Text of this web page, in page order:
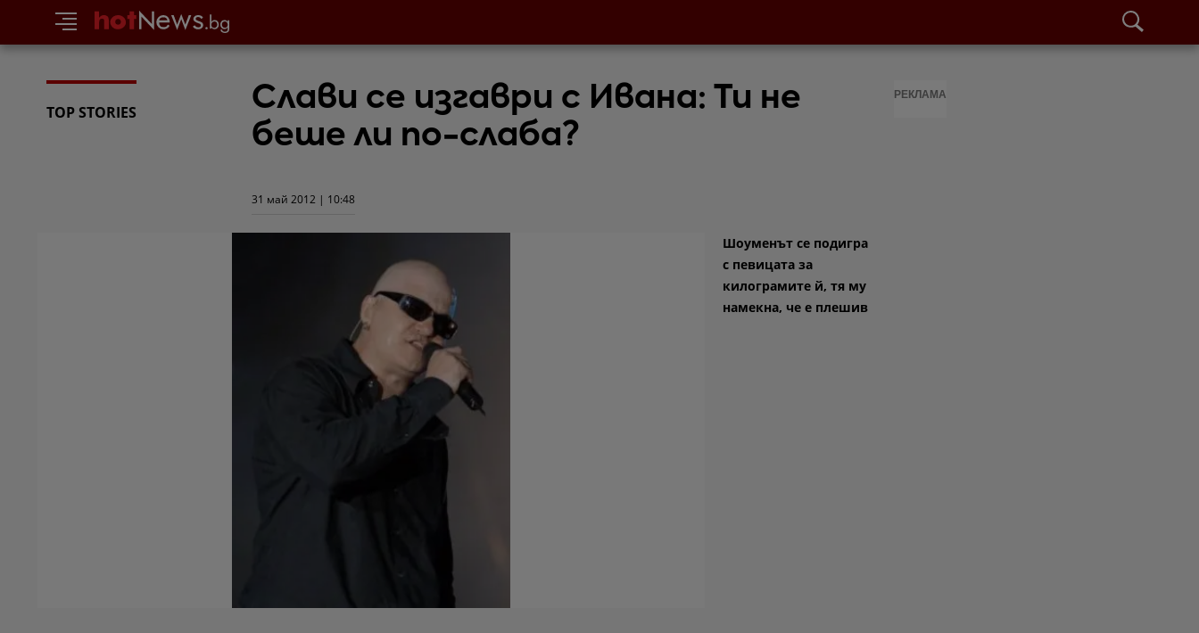
TOP STORIES
Слави се изгаври с Ивана: Ти не
беше ли по-слаба?
31 май 2012 | 10:48
Шоуменът се подигра
с певицата за
килограмите й, тя му
намекна, че е плешив
РЕКЛАМА